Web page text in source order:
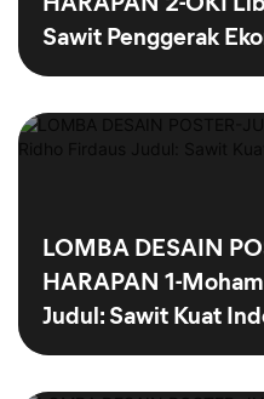
Sawit Penggerak
LOMBA DESAIN
HARAPAN 1-
Judul: Sawit Kuat